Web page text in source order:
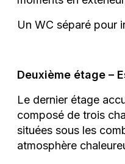
Un WC séparé pour
Deuxième étage –
Le dernier étage
composé de trois
situées sous les
atmosphère